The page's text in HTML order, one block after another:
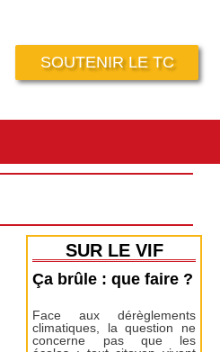
SOUTENIR LE TC
SUR LE VIF
Ça brûle : que faire ?
Face aux dérèglements
climatiques, la question ne
concerne pas que les